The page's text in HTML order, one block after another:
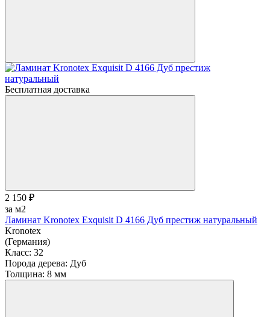
Бесплатная доставка
2 150 ₽
за м2
Ламинат Kronotex Exquisit D 4166 Дуб престиж натуральный
Kronotex
(Германия)
Класс: 32
Порода дерева: Дуб
Толщина: 8 мм